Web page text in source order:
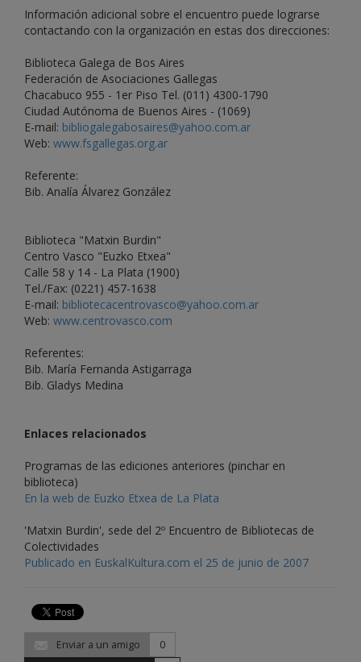
Información adicional sobre el encuentro puede lograrse
contactando con la organización en estas dos direcciones:
Biblioteca Galega de Bos Aires
Federación de Asociaciones Gallegas
Chacabuco 955 - 1er Piso Tel. (011) 4300-1790
Ciudad Autónoma de Buenos Aires - (1069)
E-mail: bibliogalegabosaires@yahoo.com.ar
Web: www.fsgallegas.org.ar
Referente:
Bib. Analía Álvarez González
Biblioteca "Matxin Burdin"
Centro Vasco "Euzko Etxea"
Calle 58 y 14 - La Plata (1900)
Tel./Fax: (0221) 457-1638
E-mail: bibliotecacentrovasco@yahoo.com.ar
Web: www.centrovasco.com
Referentes:
Bib. María Fernanda Astigarraga
Bib. Gladys Medina
Enlaces relacionados
Programas de las ediciones anteriores (pinchar en
biblioteca)
En la web de Euzko Etxea de La Plata
'Matxin Burdin', sede del 2º Encuentro de Bibliotecas de
Colectividades
Publicado en EuskalKultura.com el 25 de junio de 2007
Enviar a un amigo
0